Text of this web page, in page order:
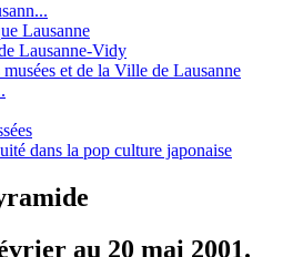
Lausanne
Lausanne-Vidy
et de la Ville de Lausanne
dans la pop culture japonaise
au 20 mai 2001.